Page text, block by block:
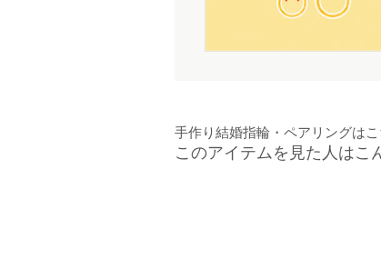
手作り結婚指輪・ペアリングはこ
このアイテムを見た人はこ